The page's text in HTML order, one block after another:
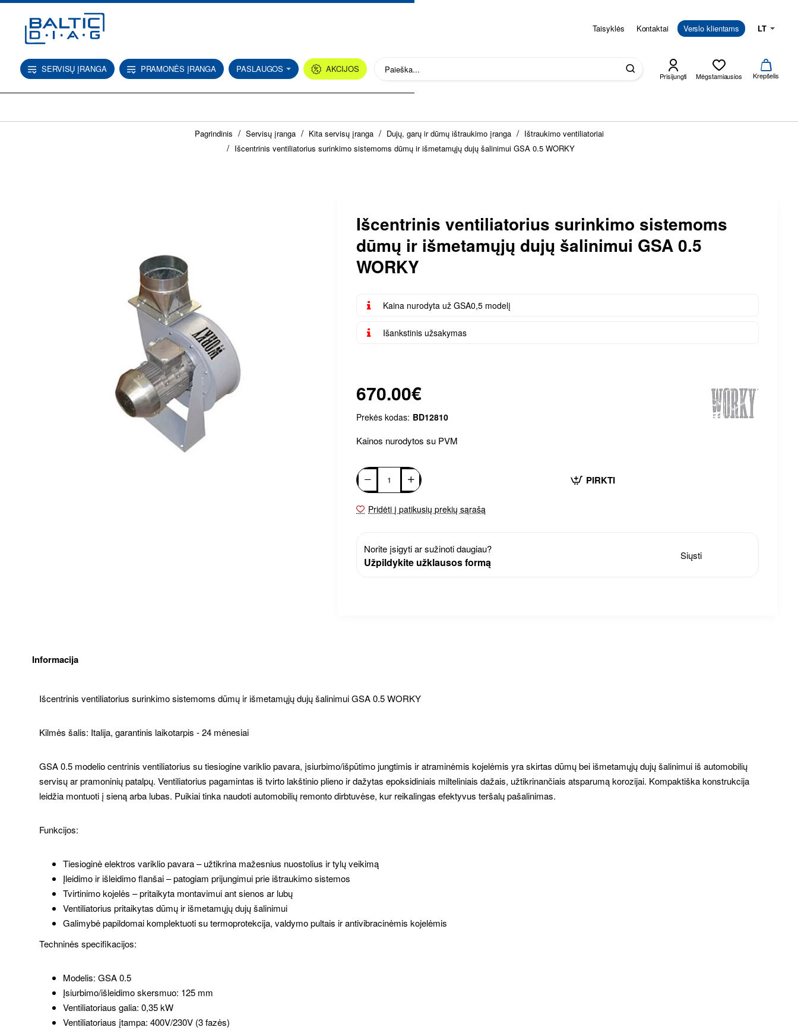
Taisyklės Kontaktai Verslo klientams LT
SERVISŲ ĮRANGA PRAMONĖS ĮRANGA PASLAUGOS AKCIJOS Paieška... Prisijungti Mėgstamiausios Krepšelis
Pagrindiniso
m
Servisų įranga Kita servisų įranga Dujų, garų ir dūmų ištraukimo įranga
Ištraukimo ventiliatoriai
Išcentrinis ventiliatorius surinkimo sistemoms dūmų ir išmetamųjų dujų šalinimui GSA 0.5 WORKY
Išcentrinis ventiliatorius surinkimo sistemoms
dūmų ir išmetamųjų dujų šalinimui GSA 0.5
WORKY
Kaina nurodyta už GSA0,5 modelį
Išankstinis užsakymas
670.00€
Prekės kodas: BD12810
Kainos nurodytos su PVM
PIRKTI
Pridėti į patikusių prekių sąrašą
Norite įsigyti ar sužinoti daugiau?
Užpildykite užklausos formą
Siųsti
Informacija
Išcentrinis ventiliatorius surinkimo sistemoms dūmų ir išmetamųjų dujų šalinimui GSA 0.5 WORKY
Kilmės šalis: Italija, garantinis laikotarpis - 24 mėnesiai
GSA 0.5 modelio centrinis ventiliatorius su tiesiogine variklio pavara, įsiurbimo/išpūtimo jungtimis ir atraminėmis kojelėmis yra skirtas dūmų bei išmetamųjų dujų šalinimui iš automobilių
servisų ar pramoninių patalpų. Ventiliatorius pagamintas iš tvirto lakštinio plieno ir dažytas epoksidiniais milteliniais dažais, užtikrinančiais atsparumą korozijai. Kompaktiška konstrukcija
leidžia montuoti į sieną arba lubas. Puikiai tinka naudoti automobilių remonto dirbtuvėse, kur reikalingas efektyvus teršalų pašalinimas.
Funkcijos:
Tiesioginė elektros variklio pavara – užtikrina mažesnius nuostolius ir tylų veikimą
Įleidimo ir išleidimo flanšai – patogiam prijungimui prie ištraukimo sistemos
Tvirtinimo kojelės – pritaikyta montavimui ant sienos ar lubų
Ventiliatorius pritaikytas dūmų ir išmetamųjų dujų šalinimui
Galimybė papildomai komplektuoti su termoprotekcija, valdymo pultais ir antivibracinėmis kojelėmis
Techninės specifikacijos:
Modelis: GSA 0.5
Įsiurbimo/išleidimo skersmuo: 125 mm
Ventiliatoriaus galia: 0,35 kW
Ventiliatoriaus įtampa: 400V/230V (3 fazės)